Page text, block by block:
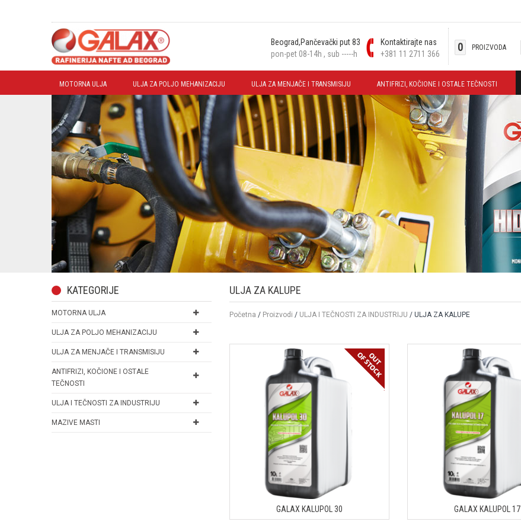
0 PROIZVODA
Beograd,Pančevački put 83
pon-pet 08-14h , sub -----h
Kontaktirajte nas
+381 11 2711 366
MOTORNA ULJA ULJA ZA POLJO MEHANIZACIJU ULJA ZA MENJAČE I TRANSMISIJU ANTIFRIZI, KOČIONE I OSTALE TEČNOSTI
ULJA ZA KALUPE
Početna / Proizvodi / ULJA I TEČNOSTI ZA INDUSTRIJU / ULJA ZA KALUPE
GALAX KALUPOL 30 GALAX KALUPOL 17
KATEGORIJE
MOTORNA ULJA
ULJA ZA POLJO MEHANIZACIJU
ULJA ZA MENJAČE I TRANSMISIJU
ANTIFRIZI, KOČIONE I OSTALE
TEČNOSTI
ULJA I TEČNOSTI ZA INDUSTRIJU
MAZIVE MASTI